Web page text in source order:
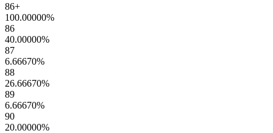
86+
100.00000%
86
40.00000%
87
6.66670%
88
26.66670%
89
6.66670%
90
20.00000%